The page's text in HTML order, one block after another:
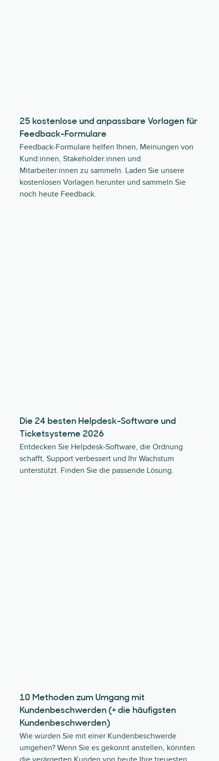
25 kostenlose und anpassbare Vorlagen für
Feedback-Formulare
Feedback-Formulare helfen Ihnen, Meinungen von
Kund:innen, Stakeholder:innen und
Mitarbeiter:innen zu sammeln. Laden Sie unsere
kostenlosen Vorlagen herunter und sammeln Sie
noch heute Feedback.
Die 24 besten Helpdesk-Software und
Ticketsysteme 2026
Entdecken Sie Helpdesk-Software, die Ordnung
schafft, Support verbessert und Ihr Wachstum
unterstützt. Finden Sie die passende Lösung.
10 Methoden zum Umgang mit
Kundenbeschwerden (+ die häufigsten
Kundenbeschwerden)
Wie würden Sie mit einer Kundenbeschwerde
umgehen? Wenn Sie es gekonnt anstellen, könnten